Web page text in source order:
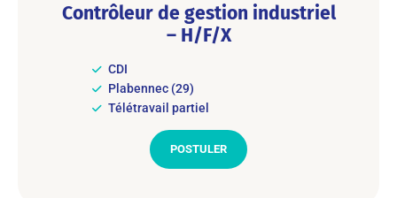
Contrôleur de gestion industriel
– H/F/X
CDI
Plabennec (29)
Télétravail partiel
POSTULER